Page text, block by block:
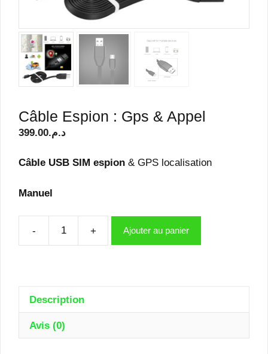
Câble Espion : Gps & Appel
د.م.399.00
Câble USB SIM espion & GPS localisation
Manuel
-
quantité
Gps
Appel
+ Ajouter au panier
Description
Avis (0)